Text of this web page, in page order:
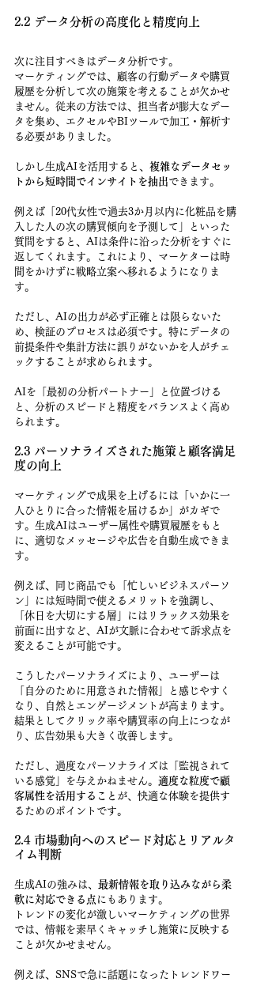
2.2 データ分析の高度化と精度向上
次に注目すべきはデータ分析です。
マーケティングでは、顧客の行動データや購買
履歴を分析して次の施策を考えることが欠かせ
ません。従来の方法では、担当者が膨大なデー
タを集め、エクセルやBIツールで加工・解析す
る必要がありました。
しかし生成AIを活用すると、 複雑なデータセッ
トから短時間でインサイトを抽出できます。
例えば「20代女性で過去3か月以内に化粧品を購
入した人の次の購買傾向を予測して」といった
質問をすると、AIは条件に沿った分析をすぐに
返してくれます。これにより、マーケターは時
間をかけずに戦略立案へ移れるようになりま
す。
ただし、AIの出力が必ず正確とは限らないた
め、検証のプロセスは必須です。特にデータの
前提条件や集計方法に誤りがないかを人がチェ
ックすることが求められます。
AIを「最初の分析パートナー」と位置づける
と、分析のスピードと精度をバランスよく高め
られます。
2.3 パーソナライズされた施策と顧客満足
度の向上
マーケティングで成果を上げるには「いかに一
人ひとりに合った情報を届けるか」がカギで
す。生成AIはユーザー属性や購買履歴をもと
に、適切なメッセージや広告を自動生成できま
す。
例えば、同じ商品でも「忙しいビジネスパーソ
ン」には短時間で使えるメリットを強調し、
「休日を大切にする層」にはリラックス効果を
前面に出すなど、AIが文脈に合わせて訴求点を
変えることが可能です。
こうしたパーソナライズにより、ユーザーは
「自分のために用意された情報」と感じやすく
なり、自然とエンゲージメントが高まります。
結果としてクリック率や購買率の向上につなが
り、広告効果も大きく改善します。
ただし、過度なパーソナライズは「監視されて
いる感覚」を与えかねません。 適度な粒度で顧
客属性を活用すること が、快適な体験を提供す
るためのポイントです。
2.4 市場動向へのスピード対応とリアルタ
イム判断
生成AIの強みは、 最新情報を取り込みながら柔
軟に対応できる点 にもあります。
トレンドの変化が激しいマーケティングの世界
では、情報を素早くキャッチし施策に反映する
ことが欠かせません。
例えば、SNSで急に話題になったトレンドワー